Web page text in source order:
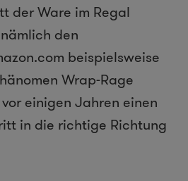
der Ware im Regal
den
beispielsweise
Wrap-Rage
einigen Jahren einen
in die richtige Richtung